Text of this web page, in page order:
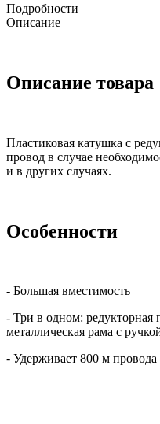
Подробности
Описание
Описание товара
Пластиковая катушка с
провод в случае
и в других случаях.
Особенности
- Большая вместимость
- Три в одном: редукторная
металлическая рама с
- Удерживает 800 м